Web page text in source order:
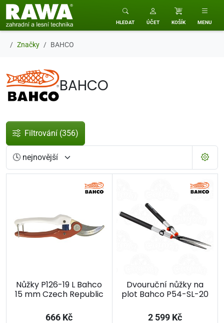
RAWA zahradní a lesní technika
HLEDAT ÚČET KOŠÍK MENU
Značky BAHCO
BAHCO
Filtrování (356)
Nůžky P126-19 L Bahco
15 mm Czech Republic
666 Kč
Dvouruční nůžky na
plot Bahco P54-SL-20
2 599 Kč